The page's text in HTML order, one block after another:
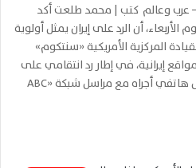
اليوم – 10 يونيو – 2026 – عرب وعالم كتب | محمد طلعت أكد
الأربعاء، أن الرد على إيران يمثل أولوية
المركزية الأمريكية «سنتكوم»
إيرانية، في إطار رد انتقامي على
أحداث الليلة الماضية. وخلال اتصال هاتفي أجراه مع مراسل شبكة «ABC